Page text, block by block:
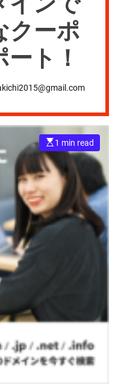
クーポ
ト！
E
s
t
i
m
t
e
d
r
e
1 min read